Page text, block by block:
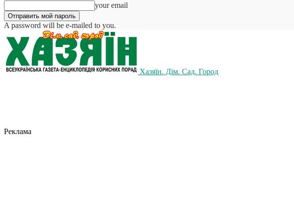
your email
A password will be e-mailed to you.
Хазяїн. Дім. Сад. Город
Реклама